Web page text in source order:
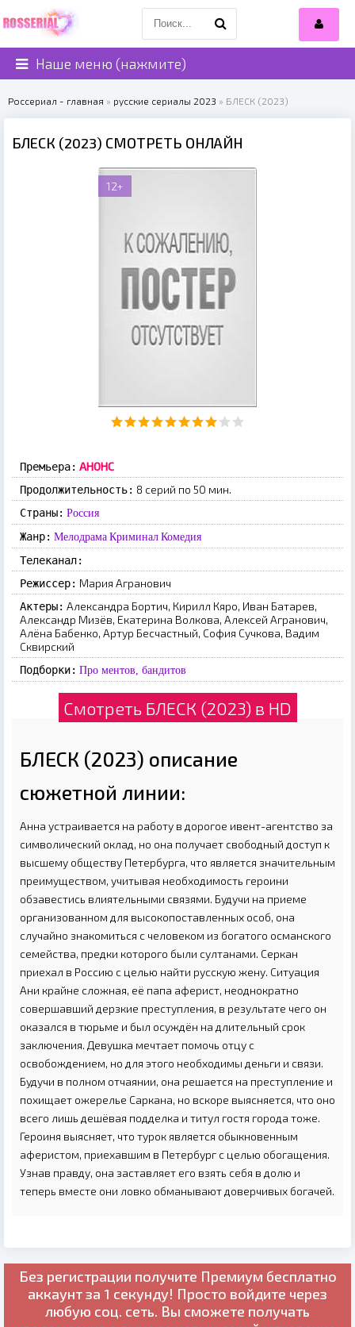
Наше меню (нажмите)
Россериал - главная » русские сериалы 2023 » БЛЕСК (2023)
БЛЕСК (2023) СМОТРЕТЬ ОНЛАЙН
12+
Премьера: АНОНС
Продолжительность: 8 серий по 50 мин.
Страны: Россия
Жанр: Мелодрама Криминал Комедия
Телеканал:
Режиссер: Мария Агранович
Актеры: Александра Бортич, Кирилл Кяро, Иван Батарев,
Александр Мизёв, Екатерина Волкова, Алексей Агранович,
Алёна Бабенко, Артур Бесчастный, София Сучкова, Вадим
Сквирский
Подборки: Про ментов, бандитов
Смотреть БЛЕСК (2023) в HD
БЛЕСК (2023) описание
сюжетной линии:
Анна устраивается на работу в дорогое ивент-агентство за
символический оклад, но она получает свободный доступ к
высшему обществу Петербурга, что является значительным
преимуществом, учитывая необходимость героини
обзавестись влиятельными связями. Будучи на приеме
организованном для высокопоставленных особ, она
случайно знакомиться с человеком из богатого османского
семейства, предки которого были султанами. Серкан
приехал в Россию с целью найти русскую жену. Ситуация
Ани крайне сложная, её папа аферист, неоднократно
совершавший дерзкие преступления, в результате чего он
оказался в тюрьме и был осуждён на длительный срок
заключения. Девушка мечтает помочь отцу с
освобождением, но для этого необходимы деньги и связи.
Будучи в полном отчаянии, она решается на преступление и
похищает ожерелье Саркана, но вскоре выясняется, что оно
всего лишь дешёвая подделка и титул гостя города тоже.
Героиня выясняет, что турок является обыкновенным
аферистом, приехавшим в Петербург с целью обогащения.
Узнав правду, она заставляет его взять себя в долю и
теперь вместе они ловко обманывают доверчивых богачей.
Без регистрации получите Премиум бесплатно
аккаунт за 1 секунду! Просто войдите через
любую соц. сеть. Вы сможете получать